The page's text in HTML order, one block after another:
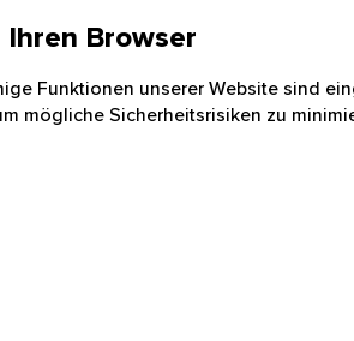
Browser
Funktionen unserer Website sind
mögliche Sicherheitsrisiken zu